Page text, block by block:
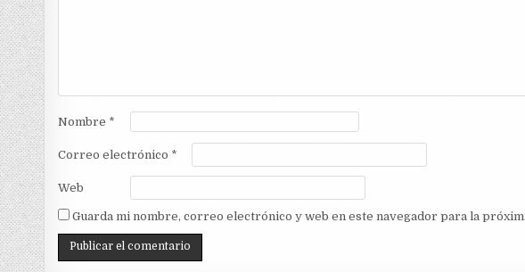
Nombre *
Correo electrónico *
Web
Guarda mi nombre, correo electrónico y web en este navegador para la